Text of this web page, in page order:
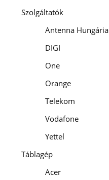
Szolgáltatók
Antenna Hungária
DIGI
One
Orange
Telekom
Vodafone
Yettel
Táblagép
Acer